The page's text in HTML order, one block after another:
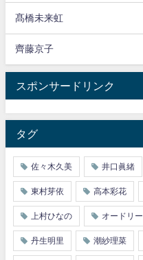
髙橋未来虹
齊藤京子
スポンサードリンク
タグ
佐々木久美 井口眞緒
東村芽依 高本彩花
上村ひなの オードリー
丹生明里 潮紗理菜